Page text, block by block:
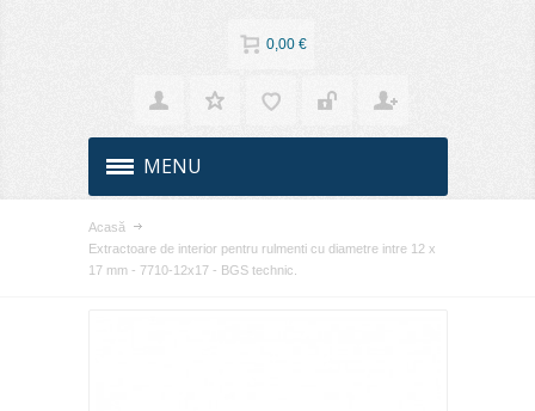
0,00 €
MENU
Acasă
Extractoare de interior pentru rulmenti cu diametre intre 12 x
17 mm - 7710-12x17 - BGS technic.